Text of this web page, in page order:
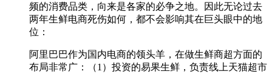
频的消费品类，向来是各家的必争之地。因此无论过去
两年生鲜电商死伤如何，都不会影响其在巨头眼中的地
位：
阿里巴巴作为国内电商的领头羊，在做生鲜商超方面的
布局非常广：（1）投资的易果生鲜，负责线上天猫超市